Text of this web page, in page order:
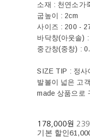
소재 : 천연소가
굽높이 : 2cm
사이즈 : 200 -
바닥창(아웃솔)
중간창(중창) :
SIZE TIP : 정사
발볼이 넓은 고
made 상품으로
178,000원
기본 할인